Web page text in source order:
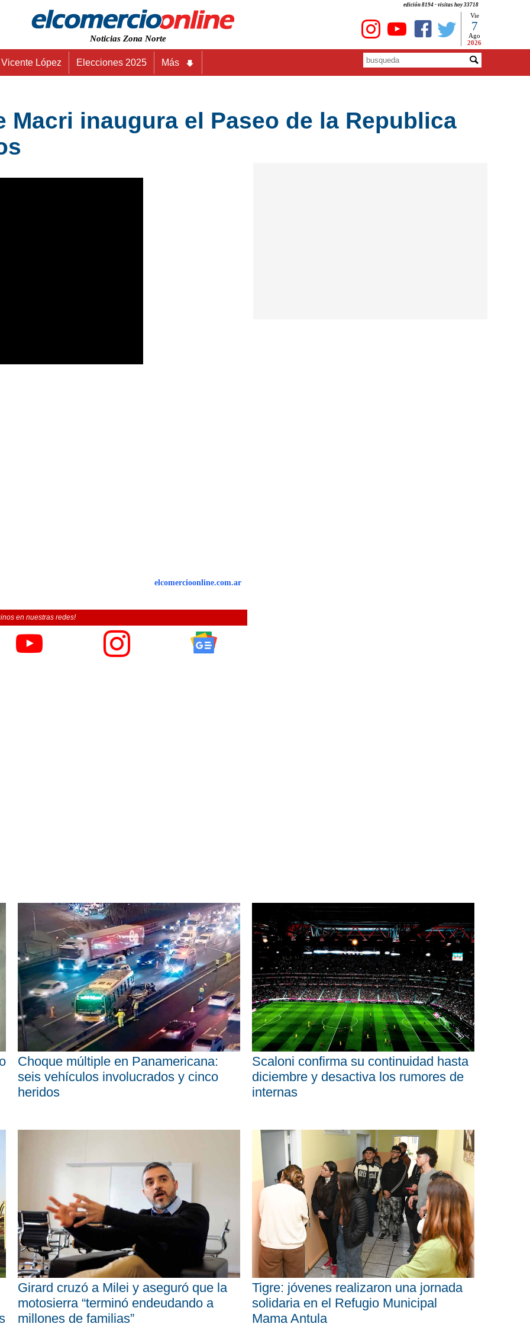
edición 8194 - visitas hoy 33718
Noticias Zona Norte
Vie
7
Ago
2026
Vicente López Elecciones 2025 Más
Macri inaugura el Paseo de la Republica
elcomercioonline.com.ar
en nuestras redes!
Choque múltiple en Panamericana:
seis vehículos involucrados y cinco
heridos
Scaloni confirma su continuidad hasta
diciembre y desactiva los rumores de
internas
Girard cruzó a Milei y aseguró que la
motosierra “terminó endeudando a
millones de familias”
Tigre: jóvenes realizaron una jornada
solidaria en el Refugio Municipal
Mama Antula